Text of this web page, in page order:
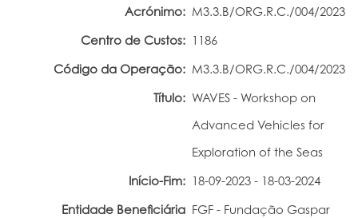
Acrónimo: M3.3.B/ORG.R.C./004/2023
Centro de Custos: 1186
Código da Operação: M3.3.B/ORG.R.C./004/2023
Título: WAVES - Workshop on
Advanced Vehicles for
Exploration of the Seas
Início-Fim: 18-09-2023 - 18-03-2024
Entidade Beneficiária FGF - Fundação Gaspar